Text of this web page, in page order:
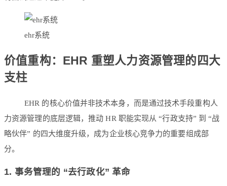
ehr系统
价值重构：EHR 重塑人力资源管理的四大
支柱
EHR 的核心价值并非技术本身，而是通过技术手段重构人
力资源管理的底层逻辑，推动 HR 职能实现从 “行政支持” 到 “战
略伙伴” 的四大维度升级，成为企业核心竞争力的重要组成部
分。
1. 事务管理的 “去行政化” 革命